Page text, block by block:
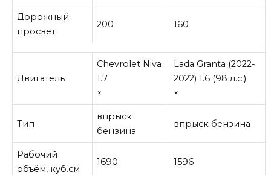
Дорожный
просвет
200 160
Двигатель
Chevrolet Niva
1.7
×
Lada Granta (2022-
2022) 1.6 (98 л.с.)
×
Тип
впрыск
бензина
впрыск бензина
Рабочий
объём, куб.см
1690 1596